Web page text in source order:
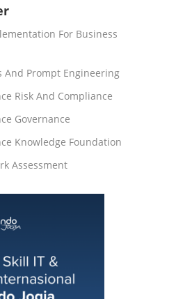
For Business
And Prompt Engineering
Risk And Compliance
Governance
Knowledge Foundation
Assessment